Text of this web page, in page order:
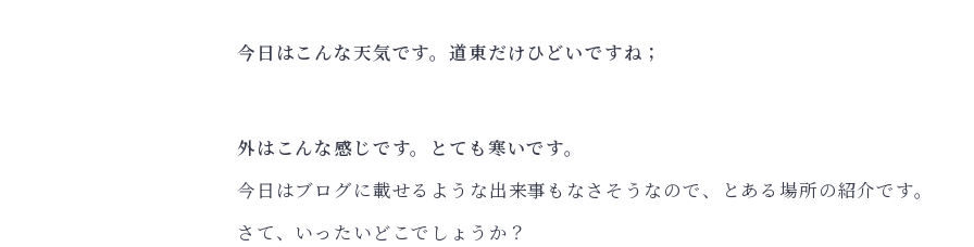
今日はこんな天気です。道東だけひどいですね；
外はこんな感じです。とても寒いです。
今日はブログに載せるような出来事もなさそうなので、とある場所の紹介です。
さて、いったいどこでしょうか？